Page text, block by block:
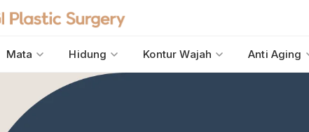
Mata Hidung Kontur Wajah Anti Aging